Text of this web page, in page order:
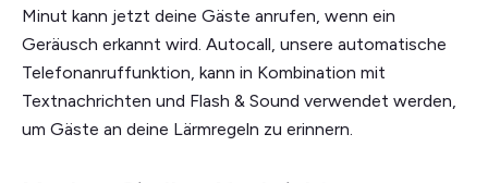
Minut kann jetzt deine Gäste anrufen, wenn ein
Geräusch erkannt wird. Autocall, unsere automatische
Telefonanruffunktion, kann in Kombination mit
Textnachrichten und Flash & Sound verwendet werden,
um Gäste an deine Lärmregeln zu erinnern.